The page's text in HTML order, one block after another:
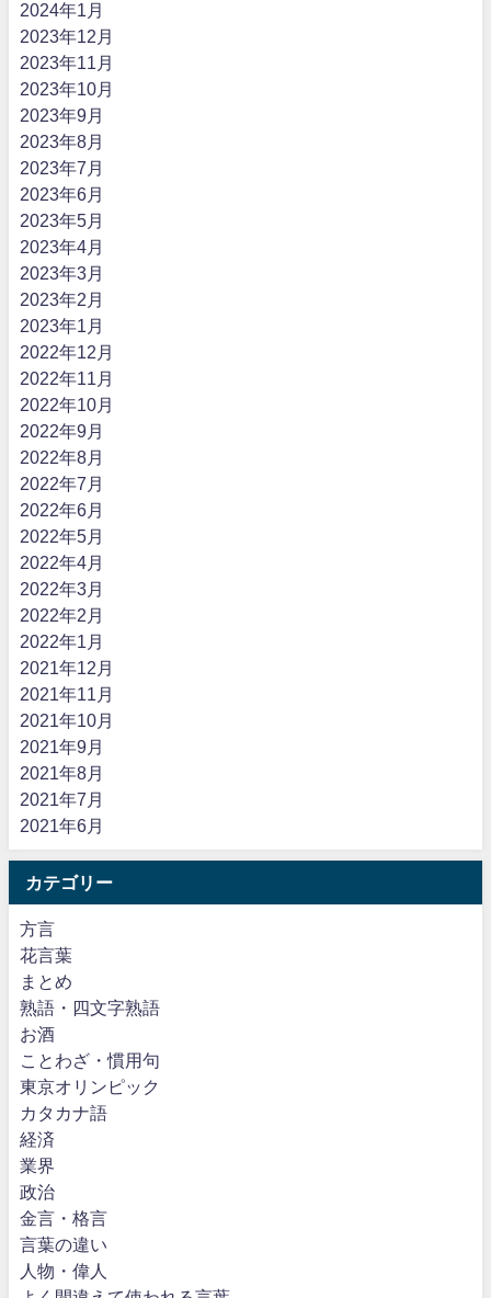
2024年1月
2023年12月
2023年11月
2023年10月
2023年9月
2023年8月
2023年7月
2023年6月
2023年5月
2023年4月
2023年3月
2023年2月
2023年1月
2022年12月
2022年11月
2022年10月
2022年9月
2022年8月
2022年7月
2022年6月
2022年5月
2022年4月
2022年3月
2022年2月
2022年1月
2021年12月
2021年11月
2021年10月
2021年9月
2021年8月
2021年7月
2021年6月
カテゴリー
方言
花言葉
まとめ
熟語・四文字熟語
お酒
ことわざ・慣用句
東京オリンピック
カタカナ語
経済
業界
政治
金言・格言
言葉の違い
人物・偉人